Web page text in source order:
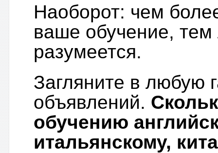
Наоборот: чем
ваше обучение,
разумеется.
Загляните в любую
объявлений.
обучению
итальянскому,